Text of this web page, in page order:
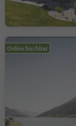
Online buchbar